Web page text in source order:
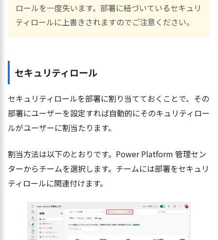
ロールを一度失います。部署に紐づいているセキュリ
ティロールに上書きされますのでご注意ください。
セキュリティロール
セキュリティロールを部署に割り当てておくことで、その
部署にユーザーを設定すれば自動的にそのキュリティロー
ルがユーザーに割当たります。
割当方法は以下のとおりです。Power Platform 管理セン
ターからチームを選択します。チームには部署をセキュリ
ティロールに関連付けます。